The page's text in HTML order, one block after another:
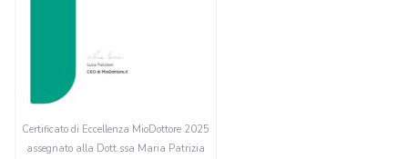
Certificato di Eccellenza MioDottore 2025
assegnato alla Dott.ssa Maria Patrizia